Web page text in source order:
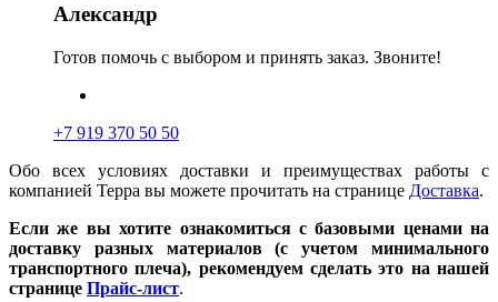
Александр
Готов помочь с выбором и принять заказ. Звоните!
+7 919 370 50 50
Обо всех условиях доставки и преимуществах работы с
компанией Терра вы можете прочитать на странице Доставка.
Если же вы хотите ознакомиться с базовыми ценами на
доставку разных материалов (с учетом минимального
транспортного плеча), рекомендуем сделать это на нашей
странице Прайс-лист.